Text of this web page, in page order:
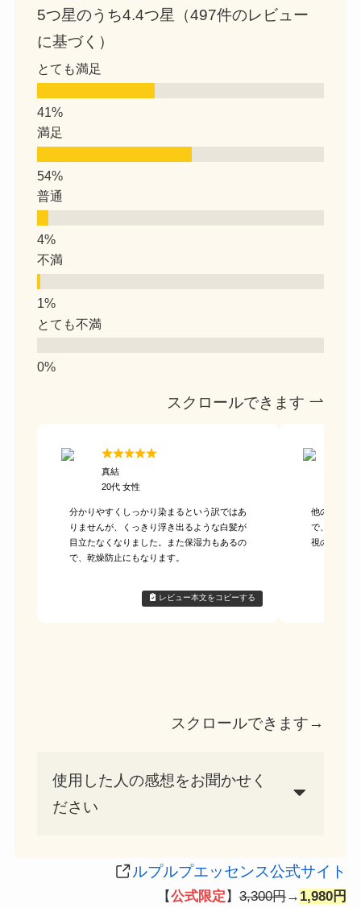
5つ星のうち4.4つ星（497件のレビュー
に基づく）
とても満足
満足
普通
不満
とても不満
スクロールできます
真結
20代 女性
分かりやすくしっかり染まるという訳ではあ
りませんが、くっきり浮き出るような白髪が
目立たなくなりました。また保湿力もあるの
で、乾燥防止にもなります。
レビュー本文をコピーする
他の類似商
で、髪のト
視の方に特
スクロールできます→
使用した人の感想をお聞かせく
ださい
ルプルプエッセンス公式サイト
【公式限定 】3,300円→ 1,980円